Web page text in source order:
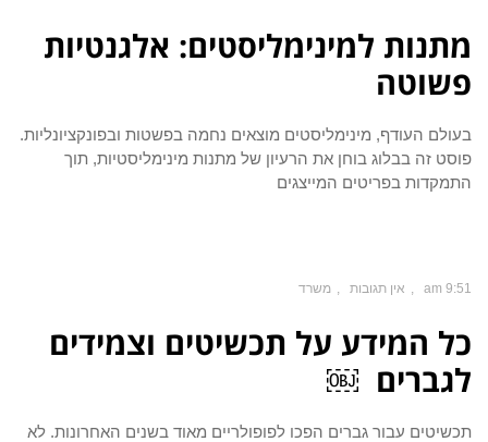
מתנות למינימליסטים: אלגנטיות
פשוטה
בעולם העודף, מינימליסטים מוצאים נחמה בפשטות ובפונקציונליות.
פוסט זה בבלוג בוחן את הרעיון של מתנות מינימליסטיות, תוך
התמקדות בפריטים המייצגים
9:51 am אין תגובות משרד
כל המידע על תכשיטים וצמידים
לגברים ￼
תכשיטים עבור גברים הפכו לפופולריים מאוד בשנים האחרונות. לא